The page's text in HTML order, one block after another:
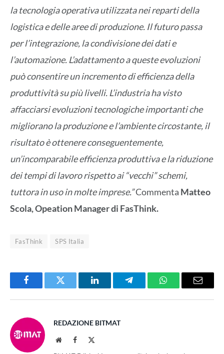
la tecnologia operativa utilizzata nei reparti della
logistica e delle aree di produzione. Il futuro passa
per l’integrazione, la condivisione dei dati e
l’automazione. L’adattamento a queste evoluzioni
può consentire un incremento di efficienza della
produttività su più livelli. L’industria ha visto
affacciarsi evoluzioni tecnologiche importanti che
migliorano la produzione e l’ambiente circostante, il
risultato è ottenere conseguentemente,
un’incomparabile efficienza produttiva e la riduzione
dei tempi di lavoro rispetto ai “vecchi” schemi,
tuttora in uso in molte imprese.”Commenta Matteo
Scola, Opeation Manager di FasThink.
FasThink SPS Italia
FacebookTwitter LinkedInTelegramWhatsAppEmail
REDAZIONE BITMAT
WebsiteFacebook